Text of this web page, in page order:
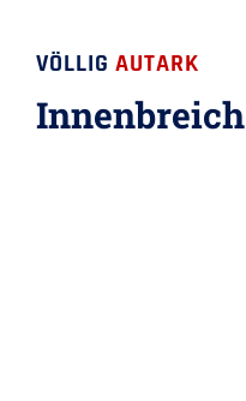
VÖLLIG AUTARK
Innenbreich